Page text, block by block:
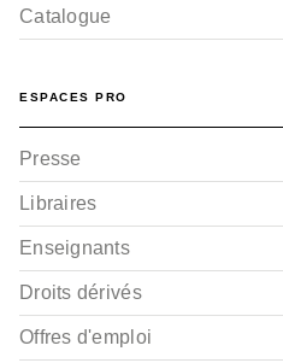
Catalogue
ESPACES PRO
Presse
Libraires
Enseignants
Droits dérivés
Offres d'emploi